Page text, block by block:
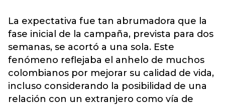
La expectativa fue tan abrumadora que la
fase inicial de la campaña, prevista para dos
semanas, se acortó a una sola. Este
fenómeno reflejaba el anhelo de muchos
colombianos por mejorar su calidad de vida,
incluso considerando la posibilidad de una
relación con un extranjero como vía de